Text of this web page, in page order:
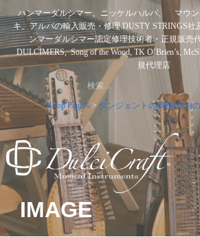
to
content
ハンマーダルシマー、ニッケルハルパ、 マウ
キ、アルパの輸入販売・修理 DUSTY STRINGS社
ンマーダルシマー認定修理技術者・正規販
DULCIMERS, Song of the Wood, TK O’Brien’s,
規代理店
索:
%Top Page%>タンジェントの調整(個別の
ハンマーダルシマー、ニッケルハル
マー、ブズーキ、アルパの輸入販売・
社及びMASTER WORKS社ハンマーダ
IMAGE